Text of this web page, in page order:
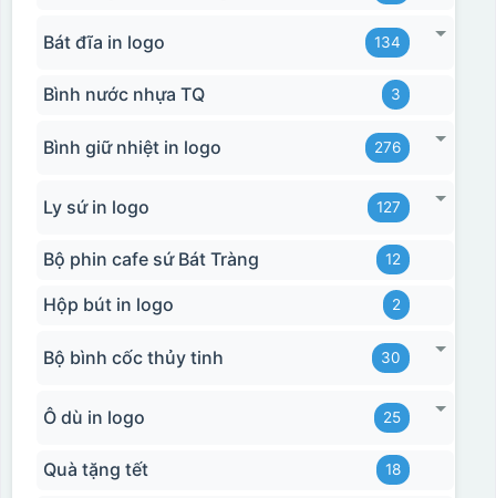
Bát đĩa in logo 134
Bình nước nhựa TQ 3
Bình giữ nhiệt in logo 276
Ly sứ in logo 127
Bộ phin cafe sứ Bát Tràng 12
Hộp bút in logo 2
Bộ bình cốc thủy tinh 30
Ô dù in logo 25
Quà tặng tết 18